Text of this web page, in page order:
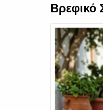
Βρεφικό